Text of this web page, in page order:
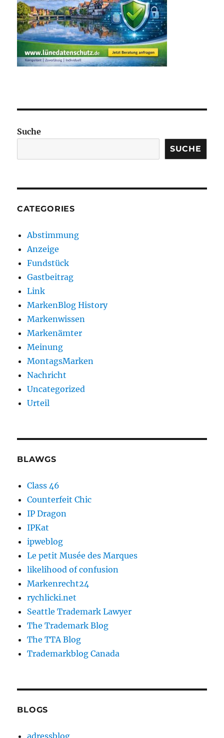
Suche
SUCHE
CATEGORIES
Abstimmung
Anzeige
Fundstück
Gastbeitrag
Link
MarkenBlog History
Markenwissen
Markenämter
Meinung
MontagsMarken
Nachricht
Uncategorized
Urteil
BLAWGS
Class 46
Counterfeit Chic
IP Dragon
IPKat
ipweblog
Le petit Musée des Marques
likelihood of confusion
Markenrecht24
rychlicki.net
Seattle Trademark Lawyer
The Trademark Blog
The TTA Blog
Trademarkblog Canada
BLOGS
adressblog